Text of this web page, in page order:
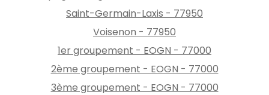
Saint-Germain-Laxis - 77950
Voisenon - 77950
1er groupement - EOGN - 77000
2ème groupement - EOGN - 77000
3ème groupement - EOGN - 77000